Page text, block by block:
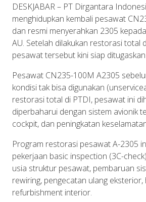
DESKJABAR– PT Dirgantara
menghidupkan kembali pesawat
dan resmi menyerahkan 2305 kepada
AU. Setelah dilakukan restorasitotal
pesawattersebut kini siap ditugaskan
Pesawat CN235-100M A2305
kondisitak bisa digunakan
restorasitotal di PTDI, pesawat ini
diperbaharui dengan sistem avionik
cockpit, dan peningkatan
Program restorasi pesawatA-2305
pekerjaan basic inspection (3C-
usia struktur pesawat, pembaruan
rewiring, pengecatan ulang eksterior,
refurbishment interior.